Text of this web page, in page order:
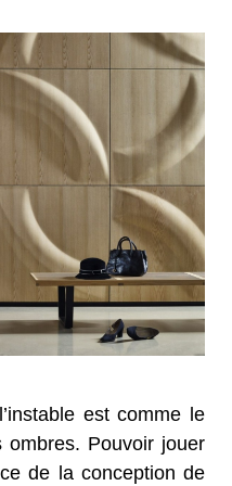
est comme le
Pouvoir jouer
de la conception de